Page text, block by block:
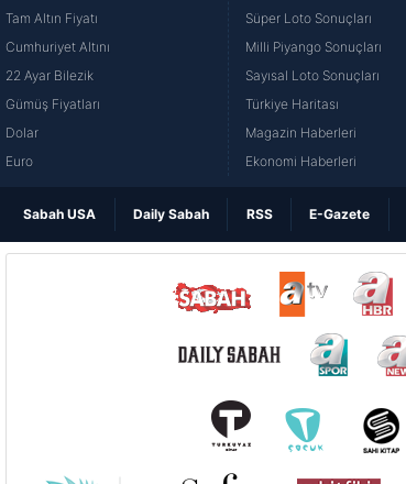
Tam Altın Fiyatı
Cumhuriyet Altını
22 Ayar Bilezik
Gümüş Fiyatları
Dolar
Euro
Süper Loto Sonuçları
Milli Piyango Sonuçları
Sayısal Loto Sonuçları
Türkiye Haritası
Magazin Haberleri
Ekonomi Haberleri
Sabah USA Daily Sabah RSS E-Gazete